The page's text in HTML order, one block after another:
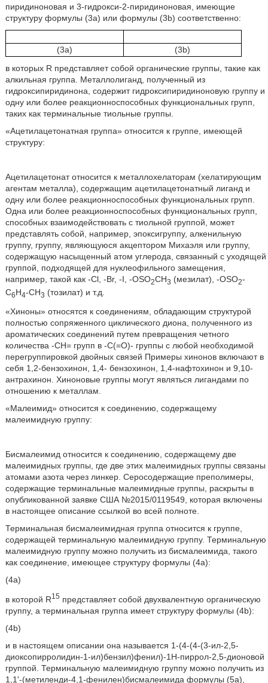
пиридиноновая и 3-гидрокси-2-пиридиноновая, имеющие
структуру формулы (3a) или формулы (3b) соответственно:
(3a)
(3b)
в которых R представляет собой органические группы, такие как
алкильная группа. Металлолиганд, полученный из
гидроксипиридинона, содержит гидроксипиридиноновую группу и
одну или более реакционноспособных функциональных групп,
таких как терминальные тиольные группы.
«Ацетилацетонатная группа» относится к группе, имеющей
структуру:
Ацетилацетонат относится к металлохелаторам (хелатирующим
агентам металла), содержащим ацетилацетонатный лиганд и
одну или более реакционноспособных функциональных групп.
Одна или более реакционноспособных функциональных групп,
способных взаимодействовать с тиольной группой, может
представлять собой, например, эпоксигруппу, алкенильную
группу, группу, являющуюся акцептором Михаэля или группу,
содержащую насыщенный атом углерода, связанный с уходящей
группой, подходящей для нуклеофильного замещения,
например, такой как -Cl, -Br, -I, -OSO2CH3 (мезилат), -OSO2-
C6H4-CH3 (тозилат) и т.д.
«Хиноны» относятся к соединениям, обладающим структурой
полностью сопряженного циклического диона, полученного из
ароматических соединений путем превращения четного
количества -CH= групп в -C(=O)- группы с любой необходимой
перегруппировкой двойных связей Примеры хинонов включают в
себя 1,2-бензохинон, 1,4- бензохинон, 1,4-нафтохинон и 9,10-
антрахинон. Хиноновые группы могут являться лигандами по
отношению к металлам.
«Малеимид» относится к соединению, содержащему
малеимидную группу:
Бисмалеимид относится к соединению, содержащему две
малеимидных группы, где две этих малеимидных группы связаны
атомами азота через линкер. Серосодержащие преполимеры,
содержащие терминальные малеимидные группы, раскрыты в
опубликованной заявке США №2015/0119549, которая включены
в настоящее описание ссылкой во всей полноте.
Терминальная бисмалеимидная группа относится к группе,
содержащей терминальную малеимидную группу. Терминальную
малеимидную группу можно получить из бисмалеимида, такого
как соединение, имеющее структуру формулы (4a):
(4a)
в которой R15 представляет собой двухвалентную органическую
группу, а терминальная группа имеет структуру формулы (4b):
(4b)
и в настоящем описании она называется 1-(4-(4-(3-ил-2,5-
диоксопирролидин-1-ил)бензил)фенил)-1H-пиррол-2,5-дионовой
группой. Терминальную малеимидную группу можно получить из
1,1'-(метиленди-4,1-фенилен)бисмалеимида формулы (5a),